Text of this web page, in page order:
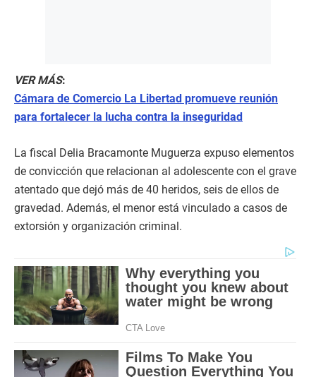
VER MÁS:
Cámara de Comercio La Libertad promueve reunión
para fortalecer la lucha contra la inseguridad
La fiscal Delia Bracamonte Muguerza expuso elementos
de convicción que relacionan al adolescente con el grave
atentado que dejó más de 40 heridos, seis de ellos de
gravedad. Además, el menor está vinculado a casos de
extorsión y organización criminal.